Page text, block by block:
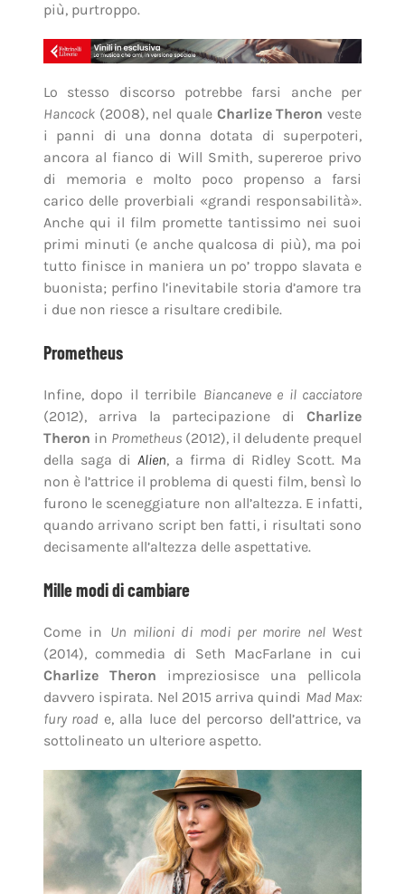
più, purtroppo.
Lo stesso discorso potrebbe farsi anche per
Hancock(2008), nel quale Charlize Theron veste
i panni di una donna dotata di superpoteri,
ancora al fianco di Will Smith, supereroe privo
di memoria e molto poco propenso a farsi
carico delle proverbiali «grandi responsabilità».
Anche qui il film promette tantissimo nei suoi
primi minuti (e anche qualcosa di più), ma poi
tutto finisce in maniera un po’ troppo slavata e
buonista; perfino l’inevitabile storia d’amore tra
i due non riesce a risultare credibile.
Prometheus
Infine, dopo il terribile Biancaneve e il cacciatore
(2012), arriva la partecipazione diCharlize
Theron in Prometheus (2012), il deludente prequel
della saga di Alien, a firma di Ridley Scott. Ma
non è l’attrice il problema di questi film, bensì lo
furono le sceneggiature non all’altezza. E infatti,
quando arrivano script ben fatti, i risultati sono
decisamente all’altezza delle aspettative.
Mille modi di cambiare
Come in Un milioni di modi per morire nel West
(2014), commedia di Seth MacFarlane in cui
Charlize Theron impreziosisce una pellicola
davvero ispirata. Nel 2015 arriva quindi Mad Max:
fury road e, alla luce del percorso dell’attrice, va
sottolineato un ulteriore aspetto.